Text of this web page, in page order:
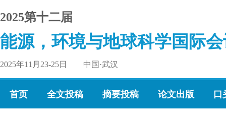
2025第十二届
能源，环境与地球科学国际
2025年11月23-25日 中国·武汉
首页 全文投稿 摘要投稿 论文出版 口